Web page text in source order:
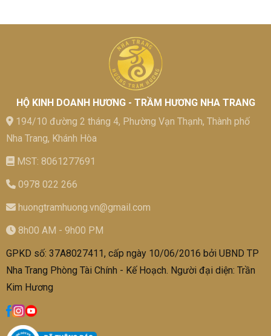
HỘ KINH DOANH HƯƠNG - TRẦM HƯƠNG NHA TRANG
194/10 đường 2 tháng 4, Phường Vạn Thạnh, Thành phố
Nha Trang, Khánh Hòa
MST: 8061277691
0978 022 266
huongtramhuong.vn@gmail.com
8h00 AM - 9h00 PM
GPKD số: 37A8027411, cấp ngày 10/06/2016 bởi UBND TP
Nha Trang Phòng Tài Chính - Kế Hoạch. Người đại diện: Trần
Kim Hương